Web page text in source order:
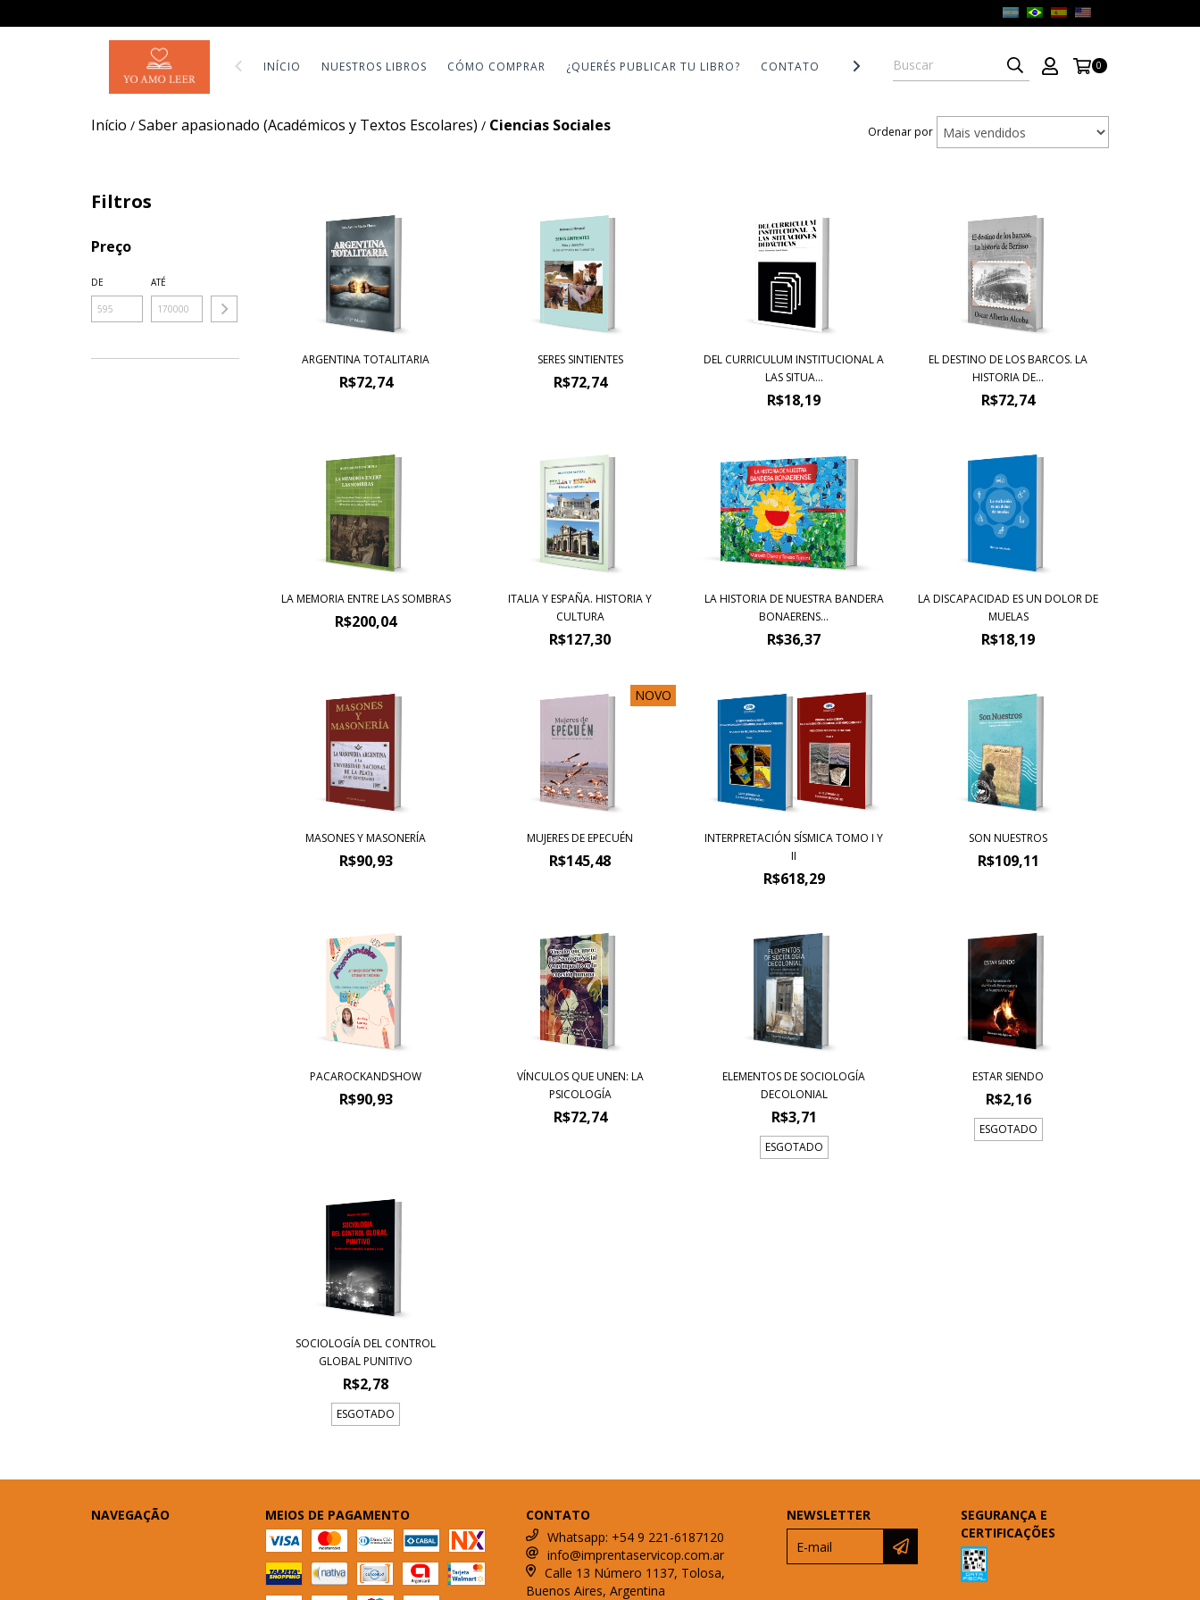
INÍCIO NUESTROS LIBROS CÓMO COMPRAR ¿QUERÉS PUBLICAR TU LIBRO? CONTATO POLÍTICAS DE DEVOLUCIÓN 0
Início / Saber apasionado (Académicos y Textos Escolares) / Ciencias Sociales Ordenar por
Filtros
Preço
DE ATÉ
ARGENTINA TOTALITARIA
R$72,74
SERES SINTIENTES
R$72,74
DEL CURRICULUM INSTITUCIONAL A
LAS SITUA...
R$18,19
EL DESTINO DE LOS BARCOS. LA
HISTORIA DE...
R$72,74
LA MEMORIA ENTRE LAS SOMBRAS
R$200,04
ITALIA Y ESPAÑA. HISTORIA Y
CULTURA
R$127,30
LA HISTORIA DE NUESTRA BANDERA
BONAERENS...
R$36,37
LA DISCAPACIDAD ES UN DOLOR DE
MUELAS
R$18,19
MASONES Y MASONERÍA
R$90,93
NOVO
MUJERES DE EPECUÉN
R$145,48
INTERPRETACIÓN SÍSMICA TOMO I Y
II
R$618,29
SON NUESTROS
R$109,11
PACAROCKANDSHOW
R$90,93
VÍNCULOS QUE UNEN: LA
PSICOLOGÍA
R$72,74
ELEMENTOS DE SOCIOLOGÍA
DECOLONIAL
R$3,71
ESGOTADO
ESTAR SIENDO
R$2,16
ESGOTADO
SOCIOLOGÍA DEL CONTROL
GLOBAL PUNITIVO
R$2,78
ESGOTADO
NAVEGAÇÃO MEIOS DE PAGAMENTO
CONTATO
Whatsapp: +54 9 221-6187120
info@imprentaservicop.com.ar
Calle 13 Número 1137, Tolosa,
Buenos Aires, Argentina
NEWSLETTER
SEGURANÇA E
CERTIFICAÇÕES